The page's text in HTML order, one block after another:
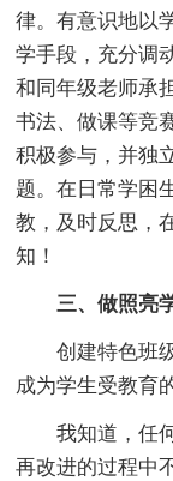
律。有意识地以
学手段，充分调
和同年级老师承
书法、做课等竞
积极参与，并独
题。在日常学困
教，及时反思，
知！
三、做照亮
创建特色班级
成为学生受教育
我知道，任何
再改进的过程中